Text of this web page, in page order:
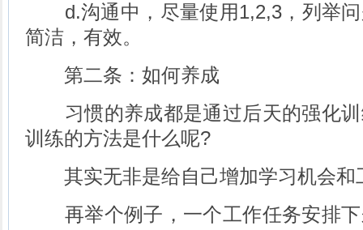
d.沟通中，尽量使用1,2,3，列举问
简洁，有效。
第二条：如何养成
习惯的养成都是通过后天的强化训
训练的方法是什么呢?
其实无非是给自己增加学习机会和
再举个例子，一个工作任务安排下